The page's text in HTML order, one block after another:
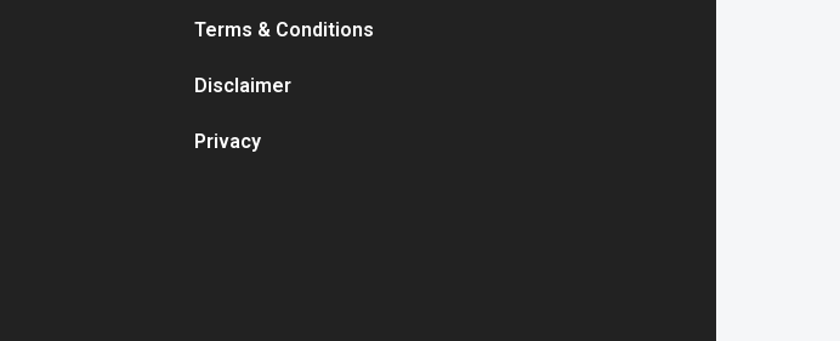
Terms & Conditions
Disclaimer
Privacy